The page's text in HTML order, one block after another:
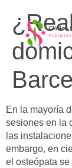
En la mayoría
sesiones en la
las
embargo, en
el osteópata